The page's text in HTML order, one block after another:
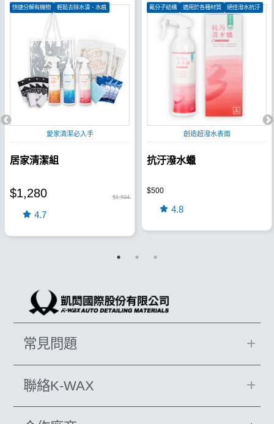
快速分解有機物
輕鬆去除水漬、水痕
愛家清潔必入手
居家清潔組
$1,280 $1,504
4.7
氟分子結構 適用於各種材質 絕佳潑水抗汙
創造超潑水表面
抗汙潑水蠟
$500
4.8
常見問題
聯絡K-WAX